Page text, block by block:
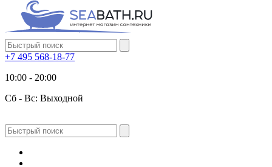
+7 495 568-18-77
10:00 - 20:00
Сб - Вс: Выходной